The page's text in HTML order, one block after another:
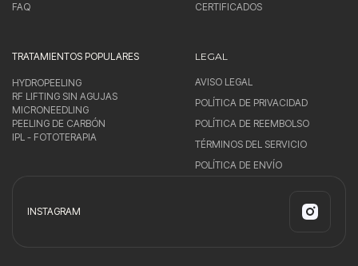
FAQ
CERTIFICADOS
TRATAMIENTOS POPULARES
HYDROPEELING
RF LIFTING SIN AGUJAS
MICRONEEDLING
PEELING DE CARBÓN
IPL - FOTOTERAPIA
LEGAL
AVISO LEGAL
POLÍTICA DE PRIVACIDAD
POLÍTICA DE REEMBOLSO
TÉRMINOS DEL SERVICIO
POLÍTICA DE ENVÍO
INSTAGRAM